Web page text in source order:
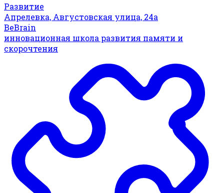
Развитие
Апрелевка, Августовская улица, 24а
BeBrain
инновационная школа развития памяти и
скорочтения